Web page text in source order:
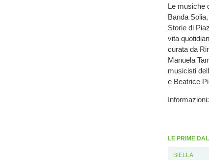
Le musiche
Banda
Storie di
vita
curata da
Manuela
musicisti
e Beatrice
LE PRIME
BIELLA